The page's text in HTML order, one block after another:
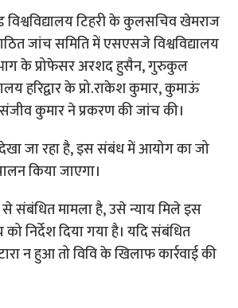
विश्वविद्यालय टिहरी के कुलसचिव खेमराज
जांच समिति में एसएसजे विश्वविद्यालय
के प्रोफेसर अरशद हुसैन, गुरुकुल
हरिद्वार के प्रो.राकेश कुमार, कुमाऊं
कुमार ने प्रकरण की जांच की।
जा रहा है, इस संबंध में आयोग का जो
किया जाएगा।
से संबंधित मामला है, उसे न्याय मिले इस
को निर्देश दिया गया है। यदि संबंधित
न हुआ तो विवि के खिलाफ कार्रवाई की